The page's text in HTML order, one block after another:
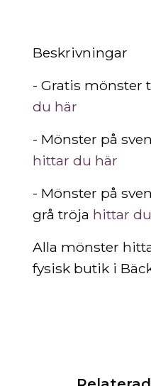
Beskrivningar
- Gratis mönster
du här
- Mönster på
hittar du här
- Mönster på
grå tröja hittar
Alla mönster
fysisk butik i